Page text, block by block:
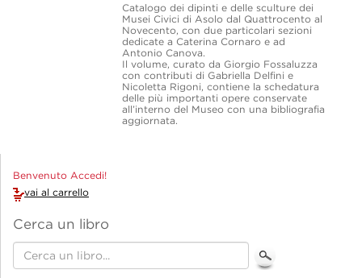
Catalogo dei dipinti e delle sculture dei
Musei Civici di Asolo dal Quattrocento al
Novecento, con due particolari sezioni
dedicate a Caterina Cornaro e ad
Antonio Canova.
Il volume, curato da Giorgio Fossaluzza
con contributi di Gabriella Delfini e
Nicoletta Rigoni, contiene la schedatura
delle più importanti opere conservate
all’interno del Museo con una bibliografia
aggiornata.
Benvenuto Accedi!
vai al carrello
Cerca un libro